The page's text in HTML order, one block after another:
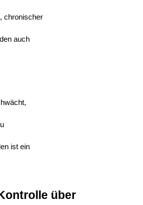
chronischer
auch
ist ein
über